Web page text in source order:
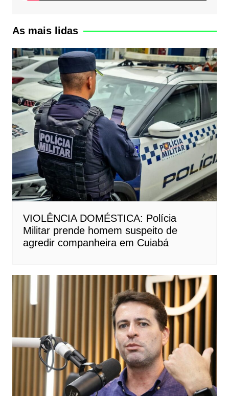
As mais lidas
VIOLÊNCIA DOMÉSTICA: Polícia
Militar prende homem suspeito de
agredir companheira em Cuiabá